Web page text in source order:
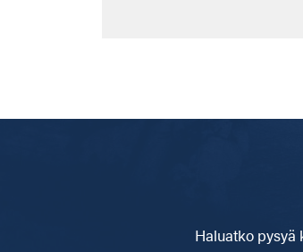
Haluatko pysyä